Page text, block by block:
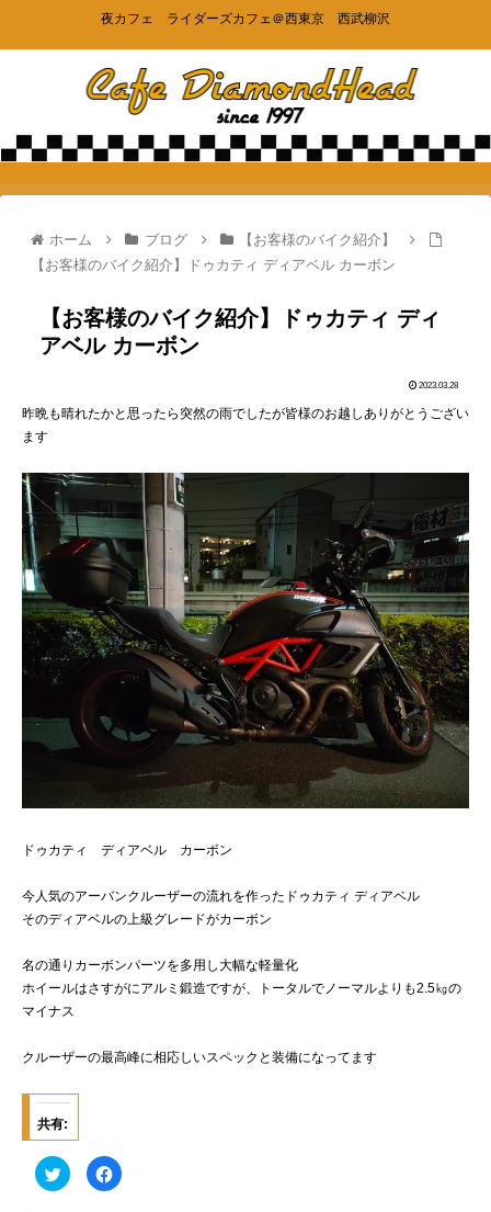
夜カフェ ライダーズカフェ＠西東京 西武柳沢
ホーム ブログ
【お客様のバイク紹介】
【お客様のバイク紹介】ドゥカティ ディアベル カーボン
【お客様のバイク紹介】ドゥカティ ディ
アベル カーボン
2023.03.28
昨晩も晴れたかと思ったら突然の雨でしたが皆様のお越しありがとうござい
ます
ドゥカティ ディアベル カーボン
今人気のアーバンクルーザーの流れを作ったドゥカティ ディアベル
そのディアベルの上級グレードがカーボン
名の通りカーボンパーツを多用し大幅な軽量化
ホイールはさすがにアルミ鍛造ですが、トータルでノーマルよりも2.5㎏の
マイナス
クルーザーの最高峰に相応しいスペックと装備になってます
共有:
ク
リ
F
a